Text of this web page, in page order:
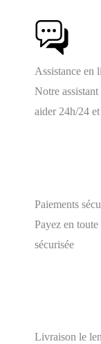
Assistance en
Notre
aider 24h/24
Paiements
Payez en
sécurisée
Livraison le